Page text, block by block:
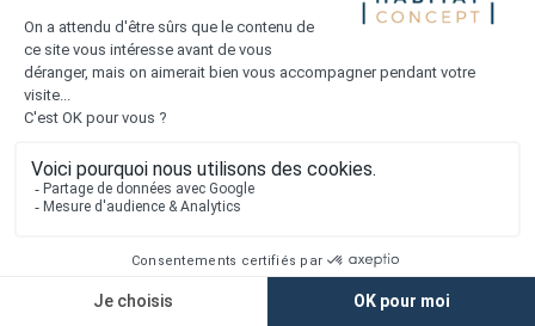
proposée par le constructeur. Les frais de raccordements et les
taxes éventuelles coûtent entre 5 000 et 15 000 euros selon la
localisation du terrain et son accès.
Quant auxfrais de notaire
Lorsque vous vous tournez vers une maison existante, il sera
nécessaire de faire des travaux de rénovation. Ceux-ci sont
souvent coûteux et doivent être ajoutés au prix de l'achat